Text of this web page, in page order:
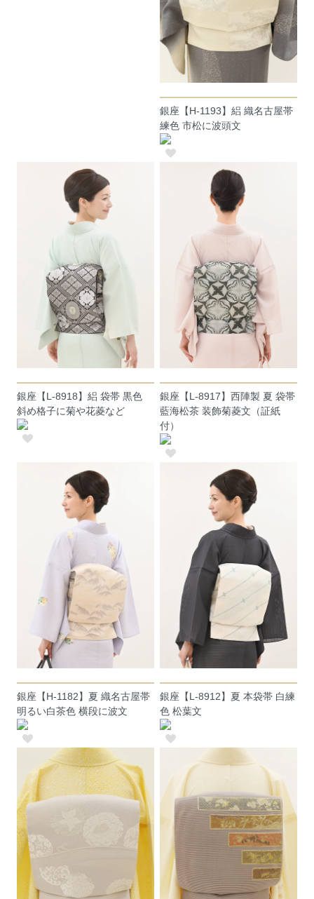
銀座【H-1193】絽 織名古屋帯
練色 市松に波頭文
銀座【L-8918】絽 袋帯 黒色
斜め格子に菊や花菱など
銀座【L-8917】西陣製 夏 袋帯
藍海松茶 装飾菊菱文（証紙
付）
銀座【H-1182】夏 織名古屋帯
明るい白茶色 横段に波文
銀座【L-8912】夏 本袋帯 白練
色 松葉文